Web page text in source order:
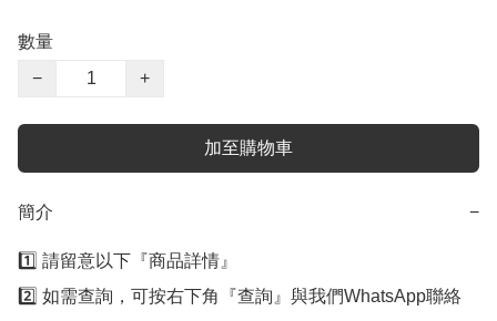
數量
−
+
加至購物車
簡介 −
1️⃣ 請留意以下『商品詳情』
2️⃣ 如需查詢，可按右下角『查詢』與我們WhatsApp聯絡